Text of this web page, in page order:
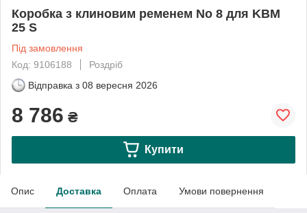
Коробка з клиновим ременем No 8 для KBM
25 S
Під замовлення
Код: 9106188
Роздріб
Відправка з 08 вересня 2026
8 786 ₴
Купити
Опис Доставка Оплата Умови повернення